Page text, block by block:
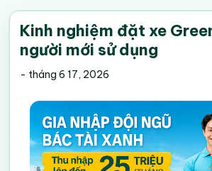
Kinh nghiệm đặt xe
người mới sử dụng
- tháng 6 17, 2026